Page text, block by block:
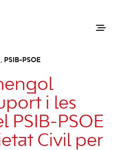
, PSIB-PSOE
i les
PSIB-PSOE
Civil per